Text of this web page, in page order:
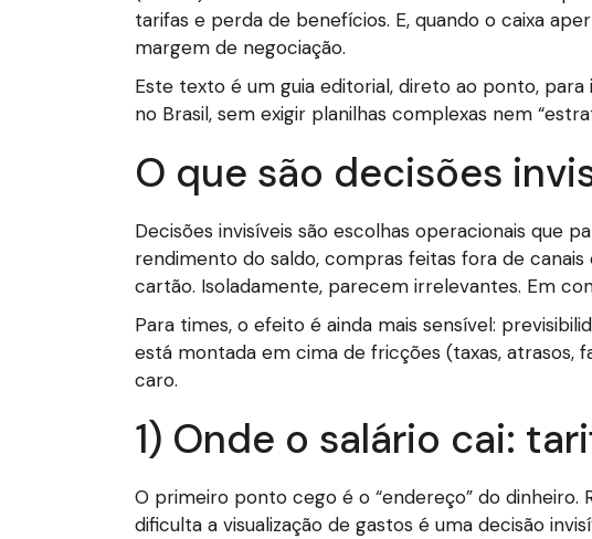
tarifas e perda de benefícios. E, quando o caixa
margem de negociação.
Este texto é um guia editorial, direto ao ponto,
no Brasil, sem exigir planilhas complexas nem
O que são decisões
Decisões invisíveis são escolhas operacionais que
rendimento do saldo, compras feitas fora de
cartão. Isoladamente, parecem irrelevantes. Em
Para times, o efeito é ainda mais sensível:
está montada em cima de fricções (taxas,
caro.
1) Onde o salário cai:
O primeiro ponto cego é o “endereço” do
dificulta a visualização de gastos é uma decisão